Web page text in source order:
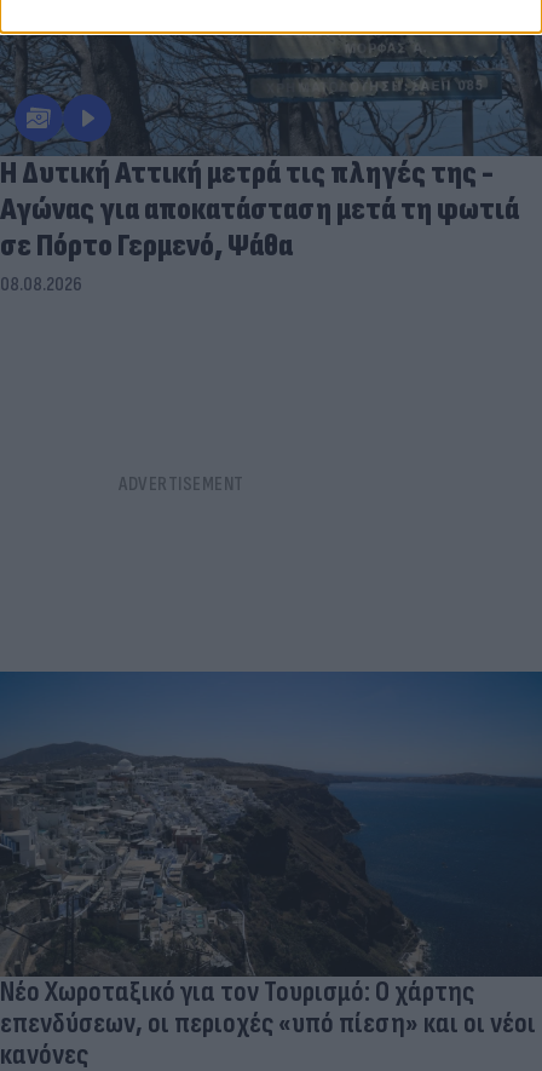
Η Δυτική Αττική μετρά τις πληγές της -
Αγώνας για αποκατάσταση μετά τη φωτιά
σε Πόρτο Γερμενό, Ψάθα
08.08.2026
Νέο Χωροταξικό για τον Τουρισμό: Ο χάρτης
επενδύσεων, οι περιοχές «υπό πίεση» και οι νέοι
κανόνες